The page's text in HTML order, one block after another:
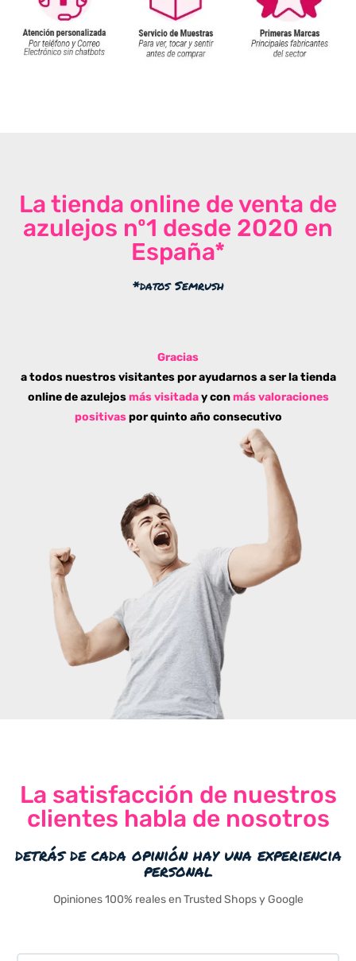
La tienda online de venta de
azulejos nº1 desde 2020 en
España*
*datos Semrush
Gracias
a todos nuestros visitantes por ayudarnos a ser la tienda
online de azulejos más visitaday conmás valoraciones
positivaspor quinto año consecutivo
La satisfacción de nuestros
clientes habla de nosotros
detrás de cada opinión hay una experiencia
personal
Opiniones 100% reales en Trusted Shops y Google